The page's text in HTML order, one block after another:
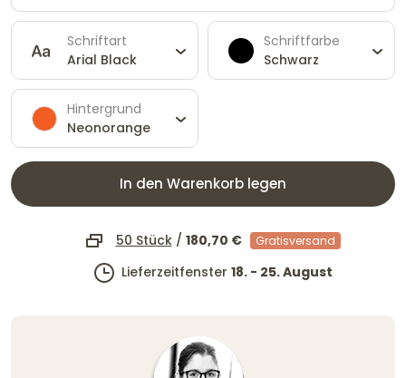
Schriftart
Arial Black
Schriftfarbe
Schwarz
Hintergrund
Neonorange
In den Warenkorb legen
50 Stück/ 180,70 € Gratisversand
Lieferzeitfenster 18. - 25. August